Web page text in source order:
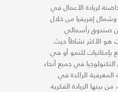
لريادة الأعمال في
إفريقيا من خلال
صندوق رأسمالي
هو الأكثر نشاطاً حيث
بإمكانيات للنمو أو في
في جميع أنحاء
الرائدة في
بينها الريادة الفكرية